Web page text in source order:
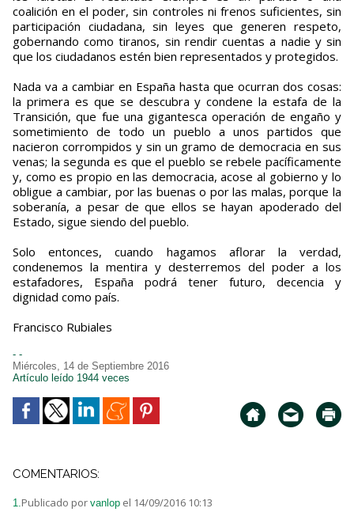
coalición en el poder, sin controles ni frenos suficientes, sin
participación ciudadana, sin leyes que generen respeto,
gobernando como tiranos, sin rendir cuentas a nadie y sin
que los ciudadanos estén bien representados y protegidos.
Nada va a cambiar en España hasta que ocurran dos cosas:
la primera es que se descubra y condene la estafa de la
Transición, que fue una gigantesca operación de engaño y
sometimiento de todo un pueblo a unos partidos que
nacieron corrompidos y sin un gramo de democracia en sus
venas; la segunda es que el pueblo se rebele pacíficamente
y, como es propio en las democracia, acose al gobierno y lo
obligue a cambiar, por las buenas o por las malas, porque la
soberanía, a pesar de que ellos se hayan apoderado del
Estado, sigue siendo del pueblo.
Solo entonces, cuando hagamos aflorar la verdad,
condenemos la mentira y desterremos del poder a los
estafadores, España podrá tener futuro, decencia y
dignidad como país.
Francisco Rubiales
- -
Miércoles, 14 de Septiembre 2016
Artículo leído 1944 veces
COMENTARIOS:
1.Publicado por vanlop el 14/09/2016 10:13